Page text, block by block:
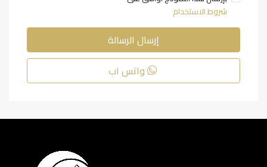
شروط الاستخدام
إرسال الرسالة
واتس اب